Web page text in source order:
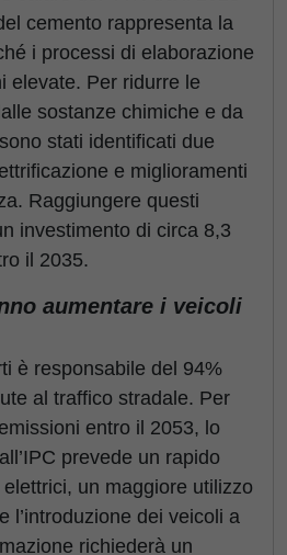
cemento rappresenta la
i processi di elaborazione
elevate. Per ridurre le
sostanze chimiche e da
stati identificati due
e miglioramenti
Raggiungere questi
investimento di circa 8,3
il 2035.
aumentare i veicoli
è responsabile del 94%
al traffico stradale. Per
entro il 2053, lo
prevede un rapido
un maggiore utilizzo
l’introduzione dei veicoli a
richiederà un